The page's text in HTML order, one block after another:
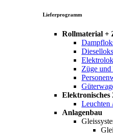
Lieferprogramm
Rollmaterial +
Dieselloks
Züge und
Elektronisches
Leuchten
Anlagenbau